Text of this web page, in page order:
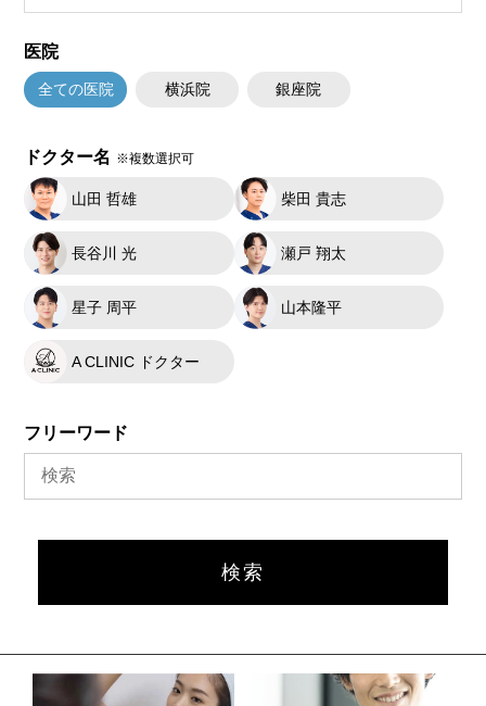
医院
全ての医院 横浜院 銀座院
ドクター名 ※複数選択可
山田 哲雄 柴田 貴志
長谷川 光 瀬戸 翔太
星子 周平 山本隆平
A CLINIC ドクター
フリーワード